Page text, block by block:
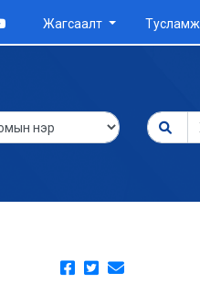
Жагсаалт Тусламж